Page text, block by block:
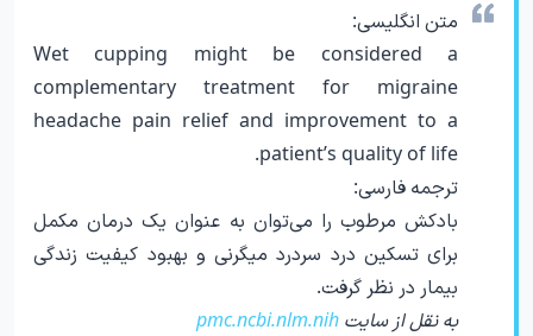
متن انگلیسی:
Wet cupping might be considered a
complementary treatment for migraine
headache pain relief and improvement to a
patient’s quality of life.
ترجمه فارسی:
بادکش مرطوب را می‌توان به عنوان یک درمان مکمل
برای تسکین درد سردرد میگرنی و بهبود کیفیت زندگی
بیمار در نظر گرفت.
به نقل از سایت pmc.ncbi.nlm.nih